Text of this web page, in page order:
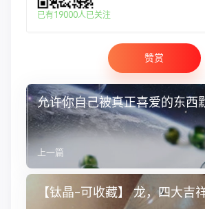
已有19000人已关注
赞赏
允许你自己被真正喜爱的东西
上一篇
【钛晶-可收藏】 龙，四大吉